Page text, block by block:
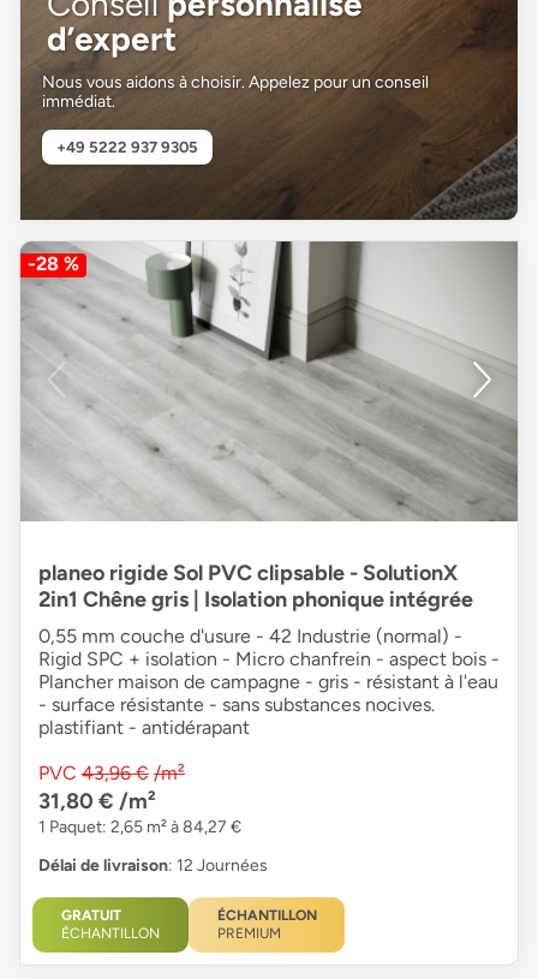
d’expert
Nous vous aidons à choisir. Appelez pour un conseil
immédiat.
+49 5222 937 9305
-28 %
planeo rigide Sol PVC clipsable - SolutionX
2in1 Chêne gris | Isolation phonique intégrée
0,55 mm couche d'usure - 42 Industrie (normal) -
Rigid SPC + isolation - Micro chanfrein - aspect bois -
Plancher maison de campagne - gris - résistant à l'eau
- surface résistante - sans substances nocives.
plastifiant - antidérapant
PVC 43,96 € /m²
31,80 € /m²
1 Paquet: 2,65 m² à 84,27 €
Délai de livraison: 12 Journées
GRATUIT
ÉCHANTILLON
ÉCHANTILLON
PREMIUM